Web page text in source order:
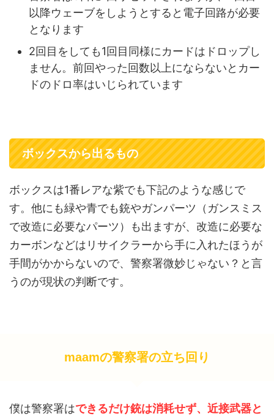
以降ウェーブをしようとすると電子回路が必要
となります
2回目をしても1回目同様にカードはドロップし
ません。前回やった回数以上にならないとカー
ドのドロ率はいじられています
ボックスから出るもの
ボックスは1番レアな紫でも下記のような感じで
す。他にも緑や青でも銃やガンパーツ（ガンスミス
で改造に必要なパーツ）も出ますが、改造に必要な
カーボンなどはリサイクラーから手に入れたほうが
手間がかからないので、警察署微妙じゃない？と言
うのが現状の判断です。
maamの警察署の立ち回り
僕は警察署はできるだけ銃は消耗せず、近接武器と